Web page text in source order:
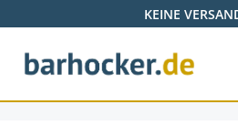
Zum Hauptinhalt springen
KEINE